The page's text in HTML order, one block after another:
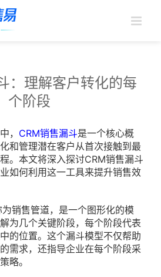
：理解客户转化的每
个阶段
， CRM销售漏斗是一个核心概
和管理潜在客户从首次接触到最
。本文将深入探讨CRM销售漏斗
如何利用这一工具来提升销售效
为销售管道，是一个图形化的模
为几个关键阶段，每个阶段代表
的位置。这个漏斗模型不仅帮助
需求，还指导企业在每个阶段采
略。